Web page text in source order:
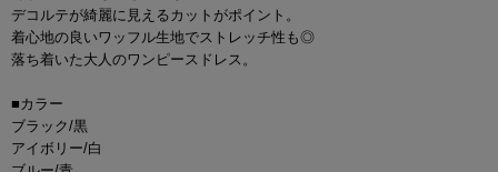
デコルテが綺麗に見えるカットがポイント。
着心地の良いワッフル生地でストレッチ性も◎
落ち着いた大人のワンピースドレス。
■カラー
ブラック/黒
アイボリー/白